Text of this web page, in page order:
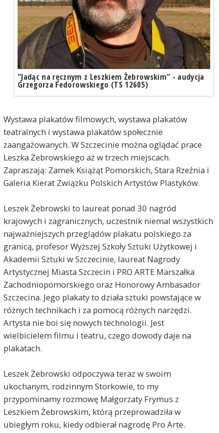
"Jadąc na ręcznym z Leszkiem Żebrowskim" - audycja
Grzegorza Fedorowskiego (TS 12605)
Wystawa plakatów filmowych, wystawa plakatów
teatralnych i wystawa plakatów społecznie
zaangażowanych. W Szczecinie można oglądać prace
Leszka Żebrowskiego aż w trzech miejscach.
Zapraszają: Zamek Książąt Pomorskich, Stara Rzeźnia i
Galeria Kierat Związku Polskich Artystów Plastyków.
Leszek Żebrowski to laureat ponad 30 nagród
krajowych i zagranicznych, uczestnik niemal wszystkich
najważniejszych przeglądów plakatu polskiego za
granicą, profesor Wyższej Szkoły Sztuki Użytkowej i
Akademii Sztuki w Szczecinie, laureat Nagrody
Artystycznej Miasta Szczecin i PRO ARTE Marszałka
Zachodniopomorskiego oraz Honorowy Ambasador
Szczecina. Jego plakaty to działa sztuki powstające w
różnych technikach i za pomocą różnych narzędzi.
Artysta nie boi się nowych technologii. Jest
wielbicielem filmu i teatru, czego dowody daje na
plakatach.
Leszek Żebrowski odpoczywa teraz w swoim
ukochanym, rodzinnym Storkowie, to my
przypominamy rozmowę Małgorzaty Frymus z
Leszkiem Żebrowskim, którą przeprowadziła w
ubiegłym roku, kiedy odbierał nagrodę Pro Arte.